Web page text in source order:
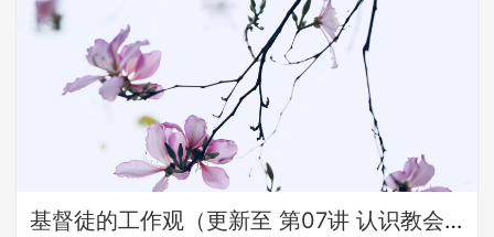
基督徒的工作观（更新至 第07讲 认识教会工作）